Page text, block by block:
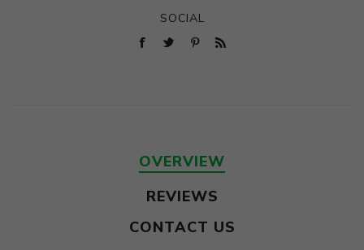
SOCIAL
OVERVIEW
REVIEWS
CONTACT US